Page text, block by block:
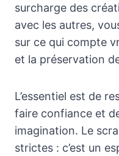
surcharge des
avec les autres,
sur ce qui compte
et la préservation
L’essentiel est de
faire confiance et
imagination. Le
strictes : c’est un